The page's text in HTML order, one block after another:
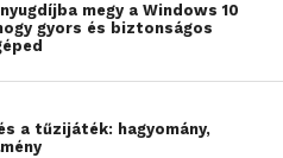
megy a Windows 10
gyors és biztonságos
a tűzijáték: hagyomány,